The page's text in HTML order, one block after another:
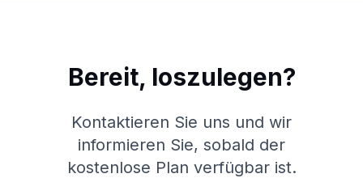
Bereit, loszulegen?
Kontaktieren Sie uns und wir
informieren Sie, sobald der
kostenlose Plan verfügbar ist.